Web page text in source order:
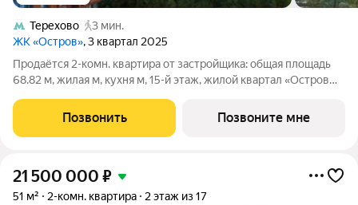
Терехово
3 мин.
ЖК «Остров», 3 квартал 2025
Продаётся 2-комн. квартира от застройщика: общая площадь
68.82 м, жилая м, кухня м, 15-й этаж, жилой квартал «Остров
жилой зоне 2 больших окна на одну сторону, хорошая
инсоляция. ОСТРОВ
Позвонить Позвоните мне
21 500 000 ₽
51 м² 2-комн. квартира 2 этаж из 17